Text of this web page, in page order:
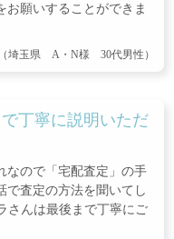
お願いすることができま
（埼玉県 A・N様 30代男性）
丁寧に説明いただ
なので「宅配査定」の手
で査定の方法を聞いてし
さんは最後まで丁寧にご